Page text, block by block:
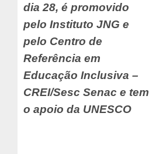
dia 28, é promovido
pelo Instituto JNG e
pelo Centro de
Referência em
Educação Inclusiva –
CREI/Sesc Senac e tem
o apoio da UNESCO